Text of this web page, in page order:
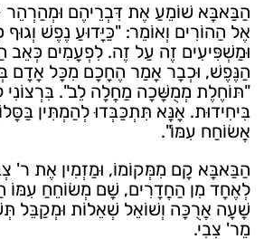
הַבַּאבָּא שׁוֹמֵעַ אֶת דִּבְרֵיהֶם וּמְהַרְהֵר
אֶל הַהוֹרִים וְאוֹמֵר: "כַּיָּדוּעַ נֶפֶשׁ וְגוּף
וּמַשְׁפִּיעִים זֶה עַל זֶה. לִפְעָמִים כְּאֵב
הַנֶּפֶשׁ, וּכְבָר אָמַר הֶחָכָם מִכָּל אָדָם
"תּוֹחֶלֶת מְמֻשָּׁכָה מַחֲלָה לֵב". בִּרְצוֹנִי
בִּיחִידוּת. אָנָּא תִּתְכַּבְּדוּ לְהַמְתִּין
אֲשׂוֹחַח עִמּוֹ".
הַבַּאבָּא קָם מִמְּקוֹמוֹ, וּמַזְמִין אֶת ר'
לְאֶחָד מִן הַחֲדָרִים, שָׁם מְשׂוֹחֵחַ
שָׁעָה אֲרֻכָּה וְשׁוֹאֵל שְׁאֵלוֹת וּמְקַבֵּל
מֵר' צְבִי.